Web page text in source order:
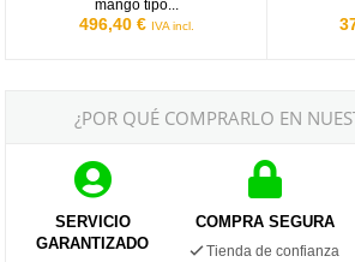
mango tipo...
496,40 € IVA incl.
¿POR QUÉ COMPRARLO EN
SERVICIO
GARANTIZADO
COMPRA SEGURA
Tienda de confianza